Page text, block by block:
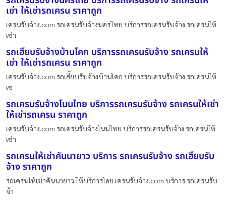
เช่า ให้เช่ารถเครน ราคาถูก
เครนรับจ้าง.com รถเครนรับจ้างนครไทย บริการรถเครนรับจ้าง รถเครนให้
เช่า
รถเฮี๊ยบรับจ้างบ้านโคก บริการรถเครนรับจ้าง รถเครนให้
เช่า ให้เช่ารถเครน ราคาถูก
เครนรับจ้าง.com รถเฮี๊ยบรับจ้างบ้านโคก บริการรถเครนรับจ้าง รถเครนให้
เช
รถเครนรับจ้างโนนไทย บริการรถเครนรับจ้าง รถเครนให้เช่า
ให้เช่ารถเครน ราคาถูก
เครนรับจ้าง.com รถเครนรับจ้างโนนไทย บริการรถเครนรับจ้าง รถเครนให้
เช่า
รถเครนให้เช่าคันนายาว บริการ รถเครนรับจ้าง รถเฮี๊ยบรับ
จ้าง ราคาถูก
รถเครนให้เช่าคันนายาว ให้บริการโดย เครนรับจ้าง.com บริการ รถเครนรับ
จ้า